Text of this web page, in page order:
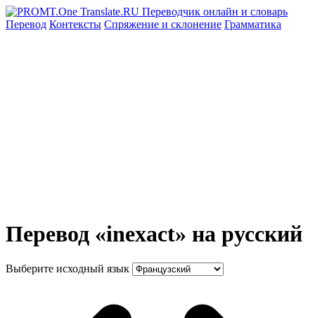
Перевод Контексты Спряжение и склонение Грамматика
Перевод «inexact» на русский
Выберите исходный язык